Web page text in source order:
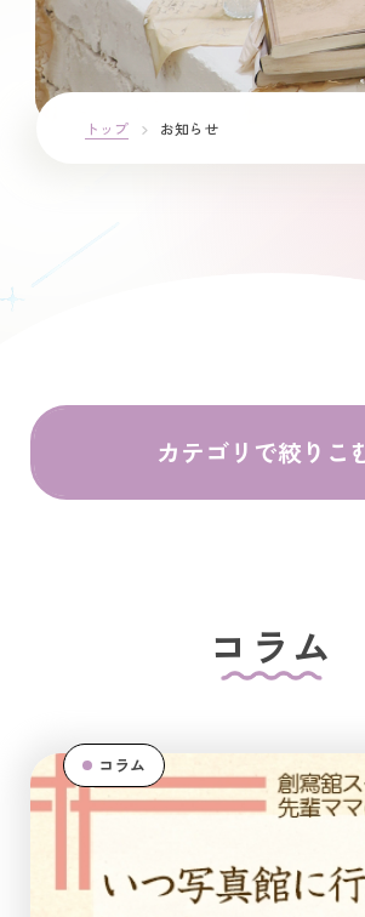
トップ お知らせ
カテゴリで絞りこ
コラム
コラム